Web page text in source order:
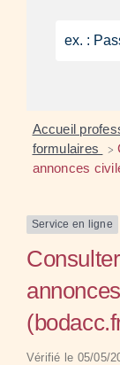
Accueil
formulaires
>
annonces
Service en ligne
Vérifié le 05/05/